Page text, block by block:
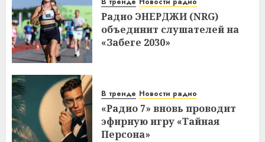
Радио ЭНЕРДЖИ (NRG)
объединит слушателей на
«Забеге 2030»
В тренде Новости радио
«Радио 7» вновь проводит
эфирную игру «Тайная
Персона»